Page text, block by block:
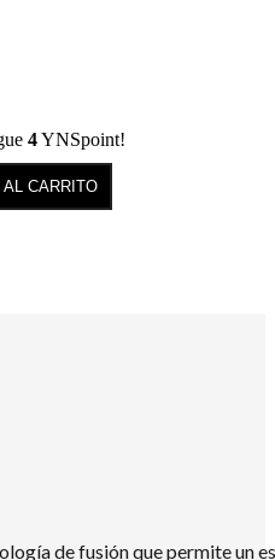
4YNSpoint!
CARRITO
de fusión que permite un